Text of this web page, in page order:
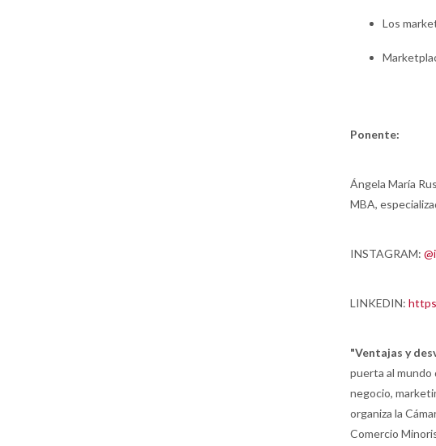
Los
Ponente:
Ángela María
MBA,
INSTAGRAM:
LINKEDIN:
"Ventajas y
puerta al
negocio,
organiza la
Comercio